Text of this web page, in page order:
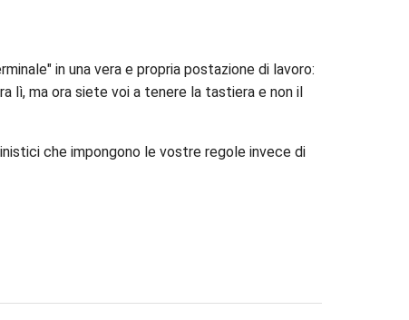
in una vera e propria postazione di lavoro:
lì, ma ora siete voi a tenere la tastiera e non il
che impongono le vostre regole invece di